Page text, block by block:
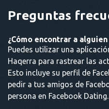
Preguntas
¿Cómo encontrar a
Puedes utilizar una
Haqerra para rastrear las
Esto incluye su perfil de
pedir a tus amigos de
persona en Facebook Dating.